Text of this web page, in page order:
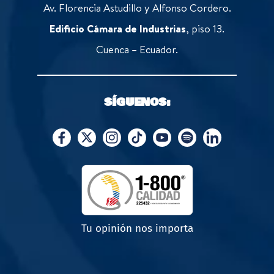
Av. Florencia Astudillo y Alfonso Cordero.
Edificio Cámara de Industrias, piso 13.
Cuenca – Ecuador.
SÍGUENOS:
Tu opinión nos importa